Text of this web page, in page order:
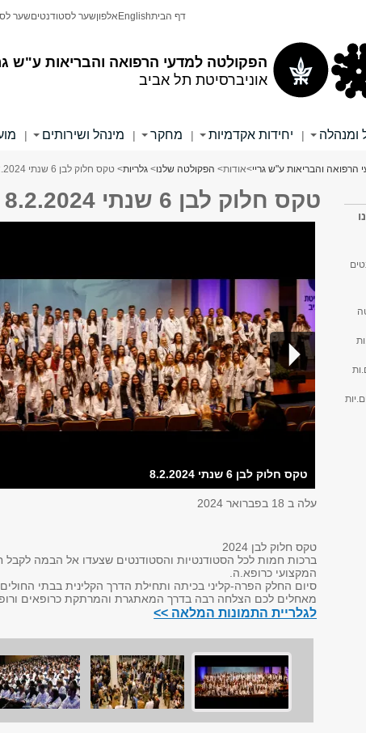
הפקולטה למדעי הרפואה והבריאות ע"ש
אוניברסיטת תל אביב
דף הביתEnglish אלפוןשער לסטודנטיםשער
ומנהלה | יחידות אקדמיות | מחקר | מינהל ושירותים |
הרפואה והבריאות ע"ש גריי>אודות> הפקולטה שלנו> גלריות> טקס חלוק לבן 6 שנתי 8.2.2024
טקס חלוק לבן 6 שנתי 8.2.2024
טקס חלוק לבן 6 שנתי 8.2.2024
עלה ב 18 בפברואר 2024
טקס חלוק לבן 2024
ברכות חמות לכל הסטודנטיות והסטודנטים שצעדו אל הבמה
המקצועי כרופא.ה.
סיום החלק הפרה-קליני בכיתה ותחילת הדרך הקלינית בבתי החולים.
מאחלים לכם הצלחה רבה בדרך המאתגרת והמרתקת כרופאים
לגלריית התמונות המלאה >>